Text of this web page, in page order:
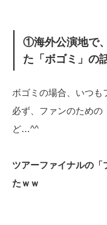
①海外公演地で
た「ボゴミ」の
ボゴミの場合、いつも
必ず、ファンのための
ど…^^
ツアーファイナルの「
たｗｗ